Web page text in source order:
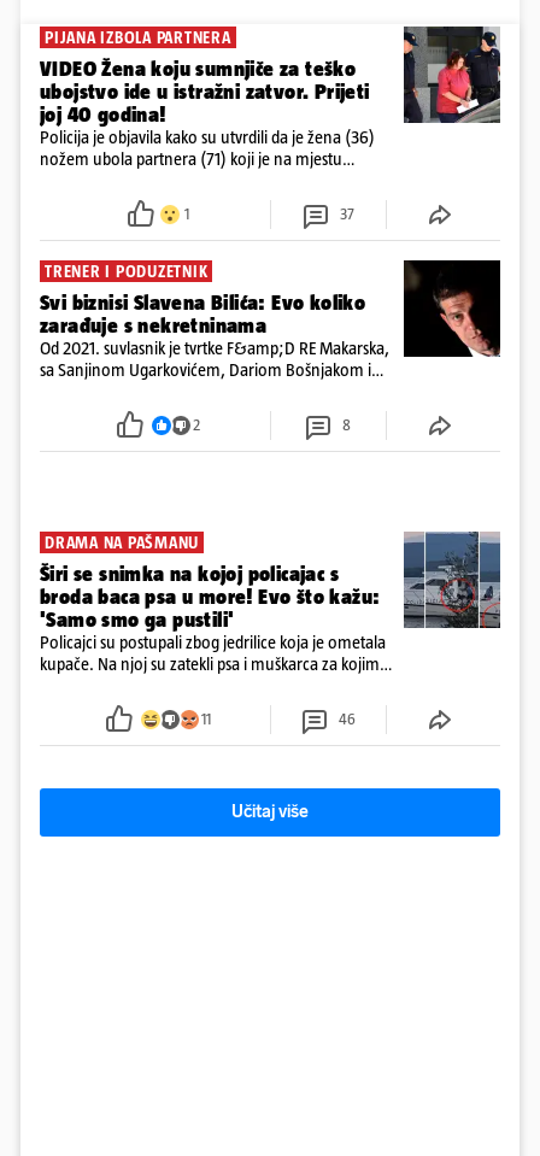
PIJANA IZBOLA PARTNERA
VIDEO Žena koju sumnjiče za teško
ubojstvo ide u istražni zatvor. Prijeti
joj 40 godina!
Policija je objavila kako su utvrdili da je žena (36)
nožem ubola partnera (71) koji je na mjestu
ispitali i poslali u istražni zatvor
1 37
TRENER I PODUZETNIK
Svi biznisi Slavena Bilića: Evo koliko
zarađuje s nekretninama
Od 2021. suvlasnik je tvrtke F&amp;D RE Makarska,
sa Sanjinom Ugarkovićem, Dariom Bošnjakom i
poslovanje nekretninama, a od osnutka nema
2 8
DRAMA NA PAŠMANU
Širi se snimka na kojoj policajac s
broda baca psa u more! Evo što kažu:
'Samo smo ga pustili'
Policajci su postupali zbog jedrilice koja je ometala
kupače. Na njoj su zatekli psa i muškarca za kojim
ga uhitili, a psa je preuzeo komunalni redar
11 46
Učitaj više